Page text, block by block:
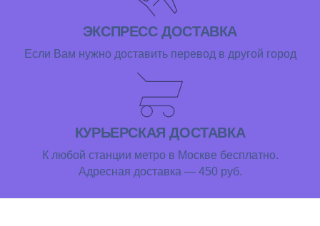
ЭКСПРЕСС ДОСТАВКА
Если Вам нужно доставить перевод в другой город
КУРЬЕРСКАЯ ДОСТАВКА
К любой станции метро в Москве бесплатно.
Адресная доставка — 450 руб.